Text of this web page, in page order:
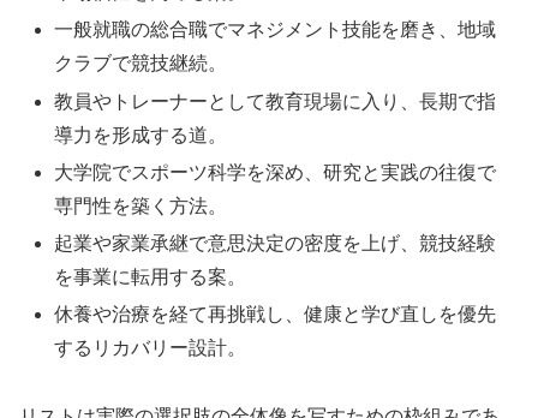
一般就職の総合職でマネジメント技能を磨き、地域
クラブで競技継続。
教員やトレーナーとして教育現場に入り、長期で指
導力を形成する道。
大学院でスポーツ科学を深め、研究と実践の往復で
専門性を築く方法。
起業や家業承継で意思決定の密度を上げ、競技経験
を事業に転用する案。
休養や治療を経て再挑戦し、健康と学び直しを優先
するリカバリー設計。